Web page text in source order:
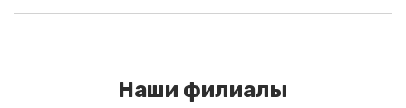
Наши филиалы